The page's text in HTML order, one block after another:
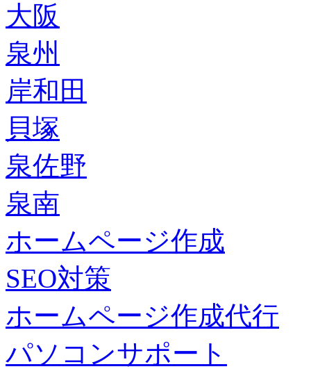
大阪
泉州
岸和田
貝塚
泉佐野
泉南
ホームページ作成
SEO対策
ホームページ作成代行
パソコンサポート